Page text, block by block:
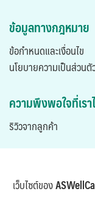
ข้อมูลทางกฎหมาย
ข้อกำหนดและเงื่อนไข
นโยบายความเป็นส่วนตั
ความพึงพอใจที่เรา
ริวิวจากลูกค้า
เว็บไซต์ของ